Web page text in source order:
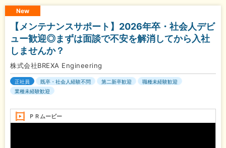
New
【メンテナンスサポート】2026年卒・社会人デビ
ュー歓迎◎まずは面談で不安を解消してから入社
しませんか？
株式会社BREXA Engineering
正社員 既卒・社会人経験不問 第二新卒歓迎
職種未経験歓迎
業種未経験歓迎
ＰＲムービー